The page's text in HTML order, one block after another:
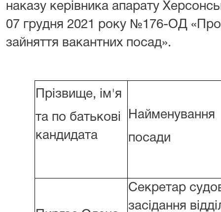
наказу керівника апарату
07 грудня 2021 року №176-ОД
зайняття вакантних посад».
Прізвище, ім'я
та по батькові
кандидата
Найменування
посади
Секретар
засідання